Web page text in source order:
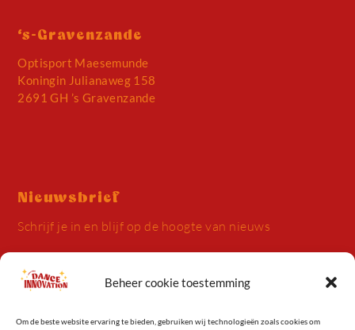
Beheer cookie toestemming
Om de beste website ervaring te bieden, gebruiken wij technologieën zoals cookies om
‘s-Gravenzande
Optisport Maesemunde
Koningin Julianaweg 158
2691 GH ’s Gravenzande
Nieuwsbrief
Schrijf je in en blijf op de hoogte van nieuws